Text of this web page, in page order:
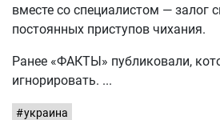
вместе со специалистом — залог
постоянных приступов чихания.
Ранее «ФАКТЫ» публиковали,
игнорировать.
украина